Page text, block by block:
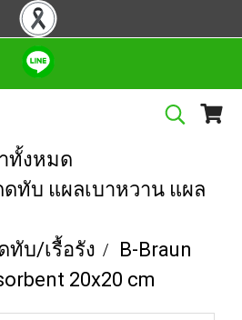
ทั้งหมด
ทับ แผลเบาหวาน แผล
บ/เรื้อรัง
B-Braun
20x20 cm